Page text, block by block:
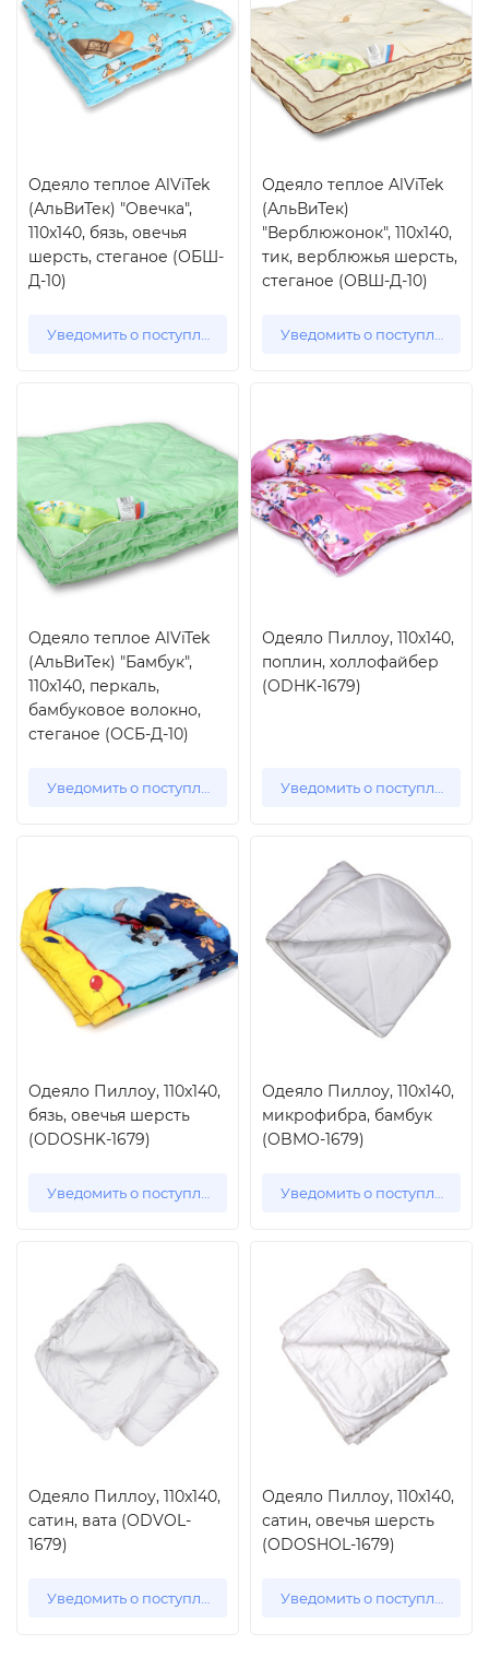
Одеяло теплое AlViTek
(АльВиТек) "Овечка",
110x140, бязь, овечья
шерсть, стеганое (ОБШ-
Д-10)
Уведомить о поступлении
Одеяло теплое AlViTek
(АльВиТек)
"Верблюжонок", 110x140,
тик, верблюжья шерсть,
стеганое (ОВШ-Д-10)
Уведомить о поступлении
Одеяло теплое AlViTek
(АльВиТек) "Бамбук",
110x140, перкаль,
бамбуковое волокно,
стеганое (ОСБ-Д-10)
Уведомить о поступлении
Одеяло Пиллоу, 110x140,
поплин, холлофайбер
(ODHK-1679)
Уведомить о поступлении
Одеяло Пиллоу, 110x140,
бязь, овечья шерсть
(ODOSHK-1679)
Уведомить о поступлении
Одеяло Пиллоу, 110x140,
микрофибра, бамбук
(OBMO-1679)
Уведомить о поступлении
Одеяло Пиллоу, 110x140,
сатин, вата (ODVOL-
1679)
Уведомить о поступлении
Одеяло Пиллоу, 110x140,
сатин, овечья шерсть
(ODOSHOL-1679)
Уведомить о поступлении